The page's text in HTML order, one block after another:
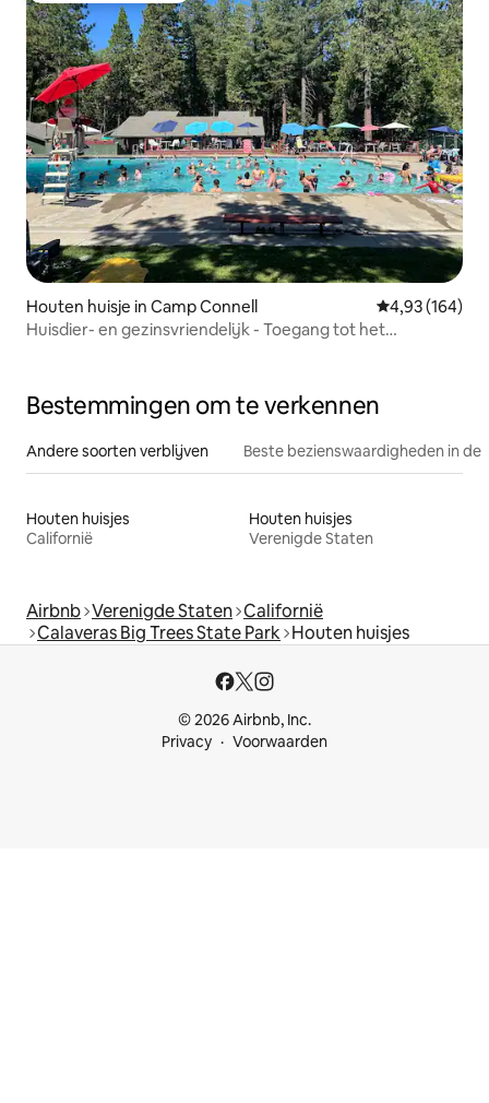
Houten huisje in Camp Connell Gemiddelde
4,93 (164)
Huisdier- en gezinsvriendelijk - Toegang tot het
Bestemmingen om te verkennen
Andere soorten verblijven Beste bezienswaardigheden in de
Houten huisjes
Californië
Houten huisjes
Verenigde Staten
Airbnb Verenigde Staten Californië
Calaveras Big Trees State Park Houten huisjes
© 2026 Airbnb, Inc.
Privacy
Voorwaarden